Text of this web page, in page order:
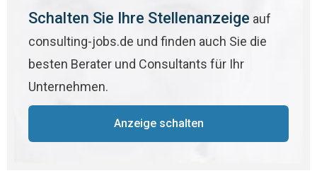
Schalten Sie Ihre Stellenanzeige auf
consulting-jobs.de und finden auch Sie die
besten Berater und Consultants für Ihr
Unternehmen.
Anzeige schalten